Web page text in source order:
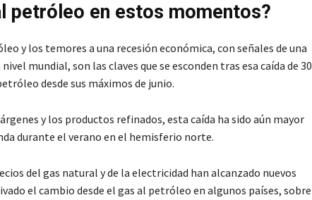
petróleo en estos momentos?
y los temores a una recesión económica, con señales de una
mundial, son las claves que se esconden tras esa caída de 30
desde sus máximos de junio.
y los productos refinados, esta caída ha sido aún mayor
durante el verano en el hemisferio norte.
del gas natural y de la electricidad han alcanzado nuevos
el cambio desde el gas al petróleo en algunos países, sobre